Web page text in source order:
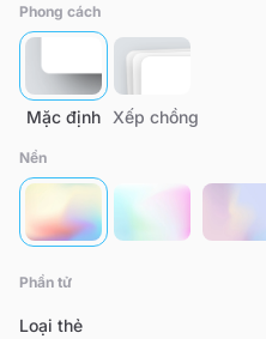
Phong cách
Mặc định Xếp chồng
Nền
Phần tử
Loại thẻ